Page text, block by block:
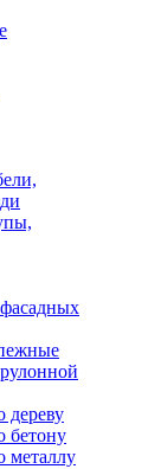
дереву
бетону
металлу